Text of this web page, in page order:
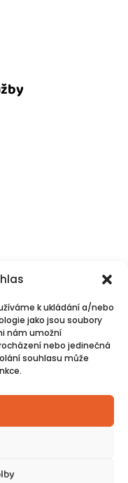
k ukládání a/nebo
jako jsou soubory
nám umožní
nebo jedinečná
souhlasu může